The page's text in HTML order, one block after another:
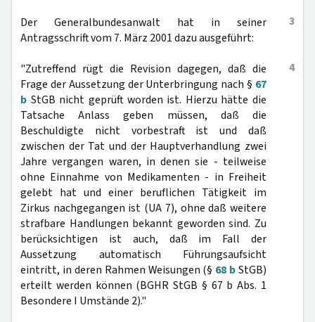
3
Der Generalbundesanwalt hat in seiner
Antragsschrift vom 7. März 2001 dazu ausgeführt:
4
"Zutreffend rügt die Revision dagegen, daß die
Frage der Aussetzung der Unterbringung nach § 67
b StGB nicht geprüft worden ist. Hierzu hätte die
Tatsache Anlass geben müssen, daß die
Beschuldigte nicht vorbestraft ist und daß
zwischen der Tat und der Hauptverhandlung zwei
Jahre vergangen waren, in denen sie - teilweise
ohne Einnahme von Medikamenten - in Freiheit
gelebt hat und einer beruflichen Tätigkeit im
Zirkus nachgegangen ist (UA 7), ohne daß weitere
strafbare Handlungen bekannt geworden sind. Zu
berücksichtigen ist auch, daß im Fall der
Aussetzung automatisch Führungsaufsicht
eintritt, in deren Rahmen Weisungen (§ 68 bStGB)
erteilt werden können (BGHR StGB § 67 b Abs. 1
Besondere I Umstände 2)."